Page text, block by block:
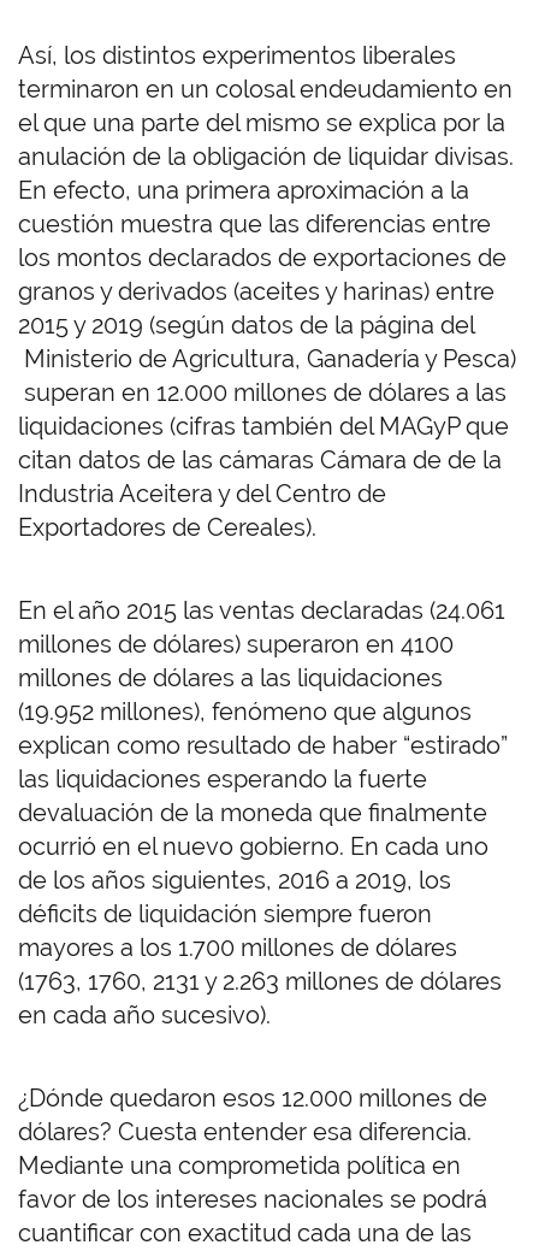
Así, los distintos experimentos liberales
terminaron en un colosal endeudamiento en
el que una parte del mismo se explica por la
anulación de la obligación de liquidar divisas.
En efecto, una primera aproximación a la
cuestión muestra que las diferencias entre
los montos declarados de exportaciones de
granos y derivados (aceites y harinas) entre
2015 y 2019 (según datos de la página del
Ministerio de Agricultura, Ganadería y Pesca)
superan en 12.000 millones de dólares a las
liquidaciones (cifras también del MAGyP que
citan datos de las cámaras Cámara de de la
Industria Aceitera y del Centro de
Exportadores de Cereales).
En el año 2015 las ventas declaradas (24.061
millones de dólares) superaron en 4100
millones de dólares a las liquidaciones
(19.952 millones), fenómeno que algunos
explican como resultado de haber “estirado”
las liquidaciones esperando la fuerte
devaluación de la moneda que finalmente
ocurrió en el nuevo gobierno. En cada uno
de los años siguientes, 2016 a 2019, los
déficits de liquidación siempre fueron
mayores a los 1.700 millones de dólares
(1763, 1760, 2131 y 2.263 millones de dólares
en cada año sucesivo).
¿Dónde quedaron esos 12.000 millones de
dólares? Cuesta entender esa diferencia.
Mediante una comprometida política en
favor de los intereses nacionales se podrá
cuantificar con exactitud cada una de las